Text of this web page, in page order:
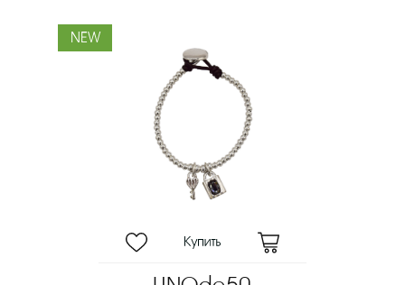
NEW